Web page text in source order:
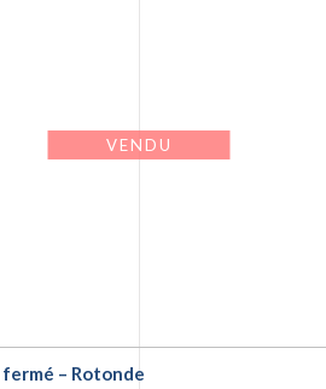
VENDU
– Rotonde